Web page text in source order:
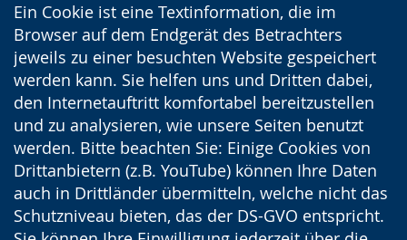
Ein Cookie ist eine Textinformation, die im
Browser auf dem Endgerät des Betrachters
jeweils zu einer besuchten Website gespeichert
werden kann. Sie helfen uns und Dritten dabei,
den Internetauftritt komfortabel bereitzustellen
und zu analysieren, wie unsere Seiten benutzt
werden. Bitte beachten Sie: Einige Cookies von
Drittanbietern (z.B. YouTube) können Ihre Daten
auch in Drittländer übermitteln, welche nicht das
Schutzniveau bieten, das der DS-GVO entspricht.